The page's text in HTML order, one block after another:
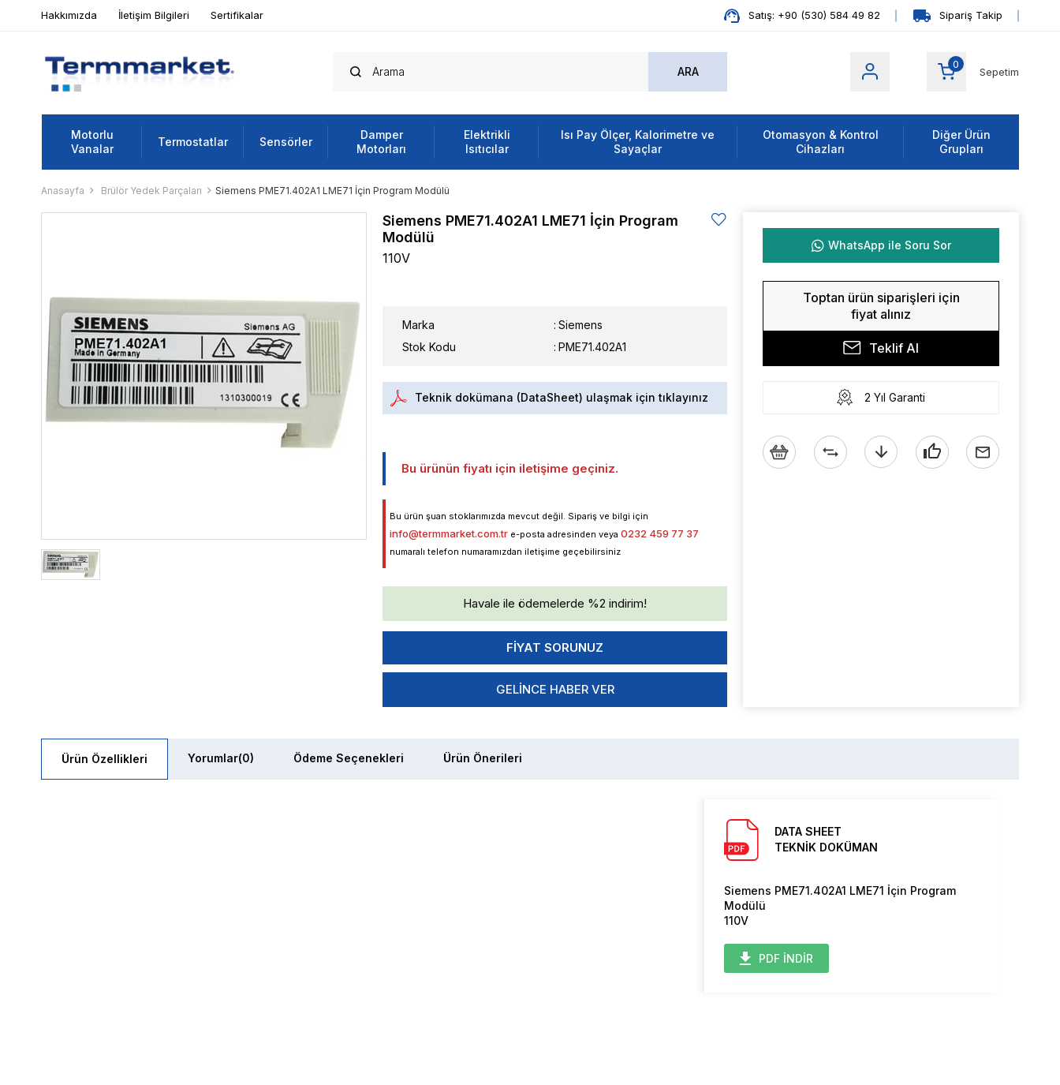
Hakkımızda İletişim Bilgileri Sertifikalar Satış: +90 (530) 584 49 82 Sipariş Takip
Sepetim
0
Motorlu
Vanalar
Termostatlar Sensörler
Damper
Motorları
Elektrikli
Isıtıcılar
Isı Pay Ölçer, Kalorimetre ve
Sayaçlar
Otomasyon & Kontrol
Cihazları
Diğer Ürün
Grupları
Anasayfa Brülör Yedek Parçaları Siemens PME71.402A1 LME71 İçin Program Modülü
Siemens PME71.402A1 LME71 İçin Program
Modülü
110V
Marka : Siemens
Stok Kodu
PME71.402A1
Teknik dokümana (DataSheet) ulaşmak için tıklayınız
Bu ürünün fiyatı için iletişime geçiniz.
Bu ürün şuan stoklarımızda mevcut değil. Sipariş ve bilgi için
info@termmarket.com.tr e-posta adresinden veya 0232 459 77 37
numaralı telefon numaramızdan iletişime geçebilirsiniz
Havale ile ödemelerde %2 indirim!
GELINCE HABER VER
WhatsApp ile Soru Sor
Toptan ürün siparişleri için
fiyat alınız
Teklif Al
2 Yıl Garanti
Ürün Özellikleri Yorumlar(0) Ödeme Seçenekleri Ürün Önerileri
DATA SHEET
TEKNİK DOKÜMAN
Siemens PME71.402A1 LME71 İçin Program
Modülü
110V
PDF İNDİR